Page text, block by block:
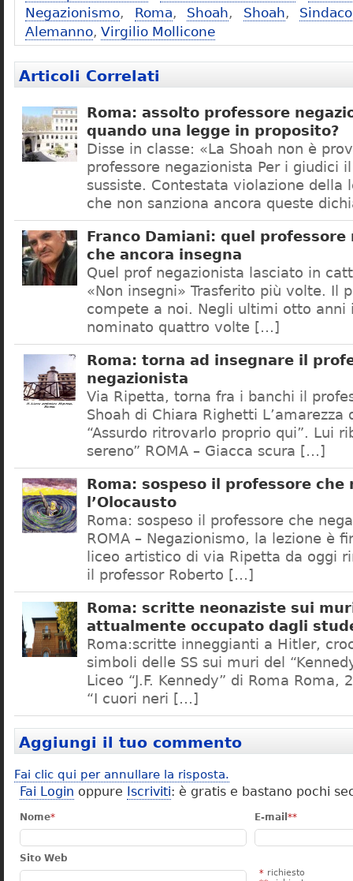
Negazionismo, Roma, Shoah, Shoah,
Alemanno, Virgilio Mollicone
Articoli Correlati
Roma: assolto professore
quando una legge in proposito?
Disse in classe: «La Shoah non è
professore negazionista Per i giudici
sussiste. Contestata violazione della
che non sanziona ancora queste
Franco Damiani: quel professore
che ancora insegna
Quel prof negazionista lasciato in
«Non insegni» Trasferito più volte. Il
compete a noi. Negli ultimi otto anni
nominato quattro volte […]
Roma: torna ad insegnare il
negazionista
Via Ripetta, torna fra i banchi il
Shoah di Chiara Righetti L’amarezza
“Assurdo ritrovarlo proprio qui”. Lui
sereno” ROMA – Giacca scura […]
Roma: sospeso il professore che
l’Olocausto
Roma: sospeso il professore che
ROMA – Negazionismo, la lezione è
liceo artistico di via Ripetta da oggi
il professor Roberto […]
Roma: scritte neonaziste sui
attualmente occupato dagli
Roma:scritte inneggianti a Hitler,
simboli delle SS sui muri del
Liceo “J.F. Kennedy” di Roma Roma,
“I cuori neri […]
Aggiungi il tuo commento
Fai clic qui per annullare la risposta.
Fai Login oppure Iscriviti: è gratis e bastano pochi
Nome* E-mail **
Sito Web
* richiesto